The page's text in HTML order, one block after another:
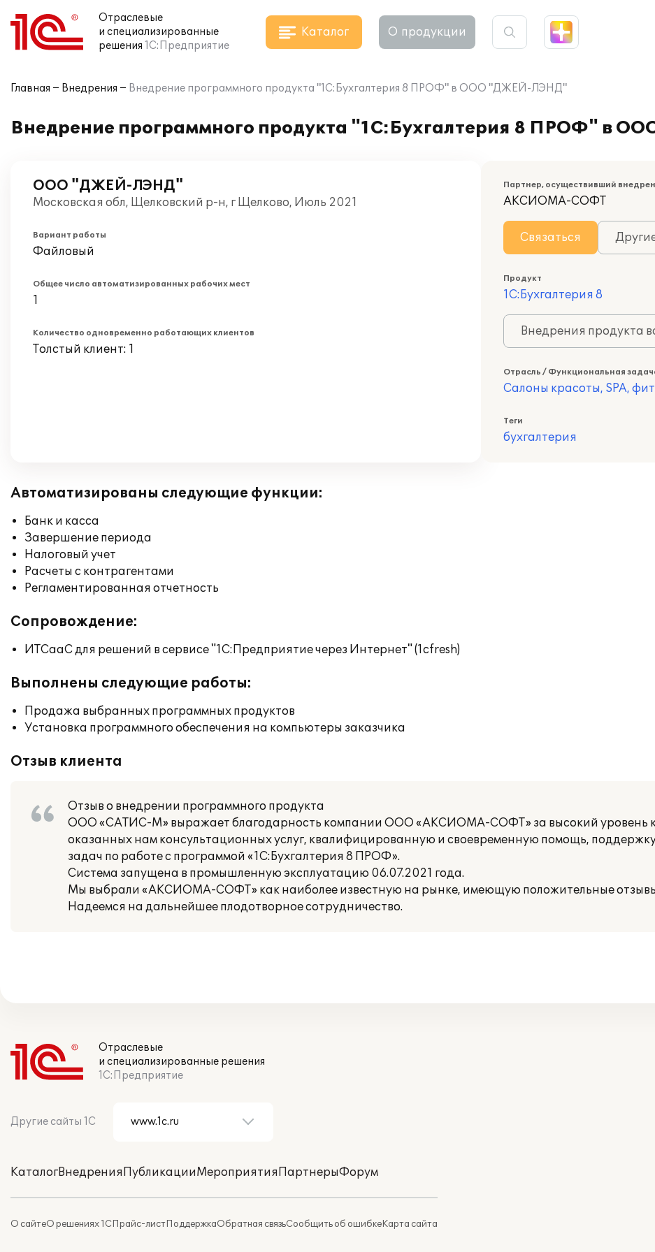
Отраслевые
и специализированные
решения 1С:Предприятие
Каталог О продукции
Главная Внедрения Внедрение программного продукта "1С:Бухгалтерия 8 ПРОФ" в ООО "ДЖЕЙ-ЛЭНД"
Внедрение программного продукта "1С:Бухгалтерия 8 ПРОФ" в
ООО "ДЖЕЙ-ЛЭНД"
Московская обл, Щелковский р-н, г Щелково, Июль 2021
Вариант работы
Файловый
Общее число автоматизированных рабочих мест
1
Количество одновременно работающих клиентов
Толстый клиент: 1
Партнер, осуществивший
АКСИОМА-СОФТ
Связаться
Продукт
1С:Бухгалтерия 8
Внедрения продукта
Отрасль / Функциональная
Салоны красоты, SPA,
Теги
бухгалтерия
Автоматизированы следующие функции:
Банк и касса
Завершение периода
Налоговый учет
Расчеты с контрагентами
Регламентированная отчетность
Сопровождение:
ИТСааС для решений в сервисе "1С:Предприятие через Интернет" (1cfresh)
Выполнены следующие работы:
Продажа выбранных программных продуктов
Установка программного обеспечения на компьютеры заказчика
Отзыв клиента
Отзыв о внедрении программного продукта
ООО «САТИС-М» выражает благодарность компании ООО «АКСИОМА-СОФТ» за высокий уровень
оказанных нам консультационных услуг, квалифицированную и своевременную помощь,
задач по работе с программой «1С:Бухгалтерия 8 ПРОФ».
Система запущена в промышленную эксплуатацию 06.07.2021 года.
Мы выбрали «АКСИОМА-СОФТ» как наиболее известную на рынке, имеющую положительные
Надеемся на дальнейшее плодотворное сотрудничество.
Отраслевые
и специализированные решения
1С:Предприятие
Другие сайты 1С
КаталогВнедренияПубликацииМероприятияПартнерыФорум
О сайтеО решениях 1СПрайс-листПоддержкаОбратная связьСообщить об ошибкеКарта сайта